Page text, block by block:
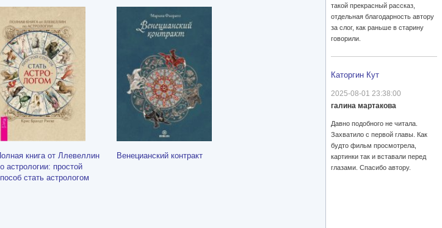
книга от Ллевеллин
астрологии: простой
стать астрологом
Венецианский контракт
такой прекрасный рассказ,
отдельная благодарность автору
за слог, как раньше в старину
говорили.
Каторгин Кут
2025-08-01 23:38:00
галина мартакова
Давно подобного не читала.
Захватило с первой главы. Как
будто фильм просмотрела,
картинки так и вставали перед
глазами. Спасибо автору.